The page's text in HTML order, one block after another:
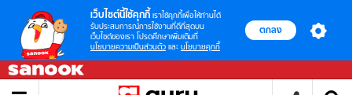
เว็บไซต์นี้ใช้คุกกี้ เราใช้คุกกี้เพื่อให้ท่านได้
รับประสบการณ์การใช้งานที่ดีที่สุดบน
เว็บไซต์ของเรา โปรดศึกษาเพิ่มเติมที่
นโยบายความเป็นส่วนตัว และ นโยบายคุกกี้
ตกลง